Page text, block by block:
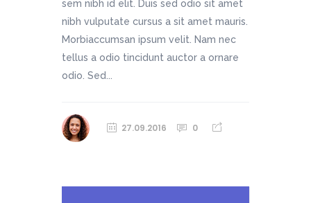
sem nibh id elit. Duis sed odio sit amet
nibh vulputate cursus a sit amet mauris.
Morbiaccumsan ipsum velit. Nam nec
tellus a odio tincidunt auctor a ornare
odio. Sed...
27.09.2016 0